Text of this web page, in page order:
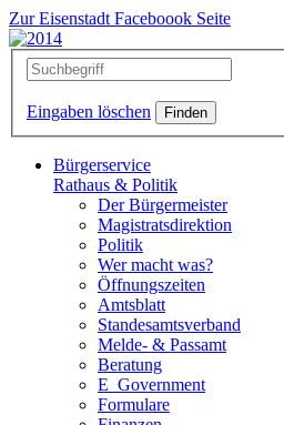
Zur Eisenstadt Faceboook Seite
Eingaben löschen
Bürgerservice
Rathaus & Politik
Der Bürgermeister
Magistratsdirektion
Politik
Wer macht was?
Öffnungszeiten
Amtsblatt
Standesamtsverband
Melde- & Passamt
Beratung
E_Government
Formulare